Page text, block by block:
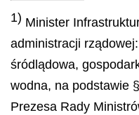
1) Minister
administracji
śródlądowa,
wodna, na podstawie
Prezesa Rady